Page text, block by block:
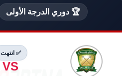
🏆 دوري الدرجة الأولى
✅ انتهت
VS